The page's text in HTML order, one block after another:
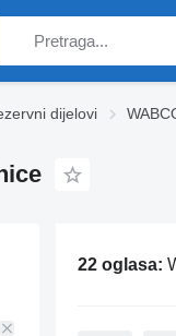
dijelovi
22 oglasa: